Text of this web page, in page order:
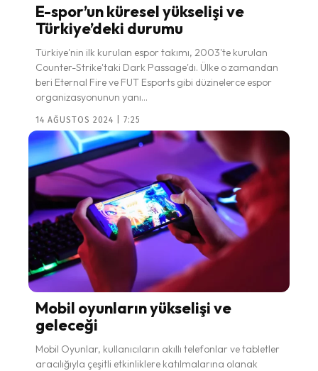
E-spor’un küresel yükselişi ve
Türkiye’deki durumu
Türkiye'nin ilk kurulan espor takımı, 2003'te kurulan
Counter-Strike'taki Dark Passage'dı. Ülke o zamandan
beri Eternal Fire ve FUT Esports gibi düzinelerce espor
organizasyonunun yanı...
14 AĞUSTOS 2024 | 7:25
Mobil oyunların yükselişi ve
geleceği
Mobil Oyunlar, kullanıcıların akıllı telefonlar ve tabletler
aracılığıyla çeşitli etkinliklere katılmalarına olanak